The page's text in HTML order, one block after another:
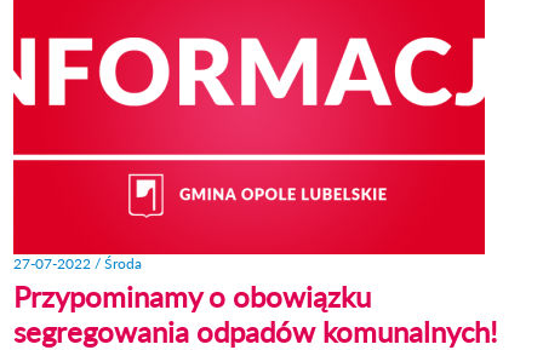
27-07-2022 / Środa
Przypominamy o obowiązku
segregowania odpadów komunalnych!